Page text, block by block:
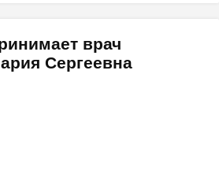
врач
Сергеевна